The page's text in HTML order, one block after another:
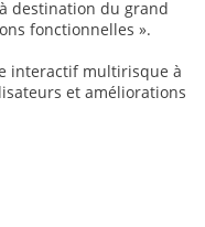
destination du grand
fonctionnelles ».
interactif multirisque à
et améliorations